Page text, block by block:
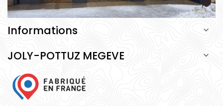
Informations 
JOLY-POTTUZ MEGEVE 